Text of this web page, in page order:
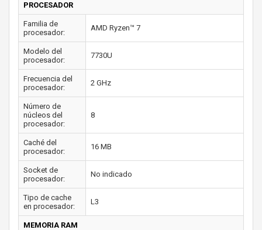
PROCESADOR
Familia de
procesador:
AMD Ryzen™ 7
Modelo del
procesador:
7730U
Frecuencia del
procesador:
2 GHz
Número de
núcleos del
procesador:
8
Caché del
procesador:
16 MB
Socket de
procesador:
No indicado
Tipo de cache
en procesador:
L3
MEMORIA RAM